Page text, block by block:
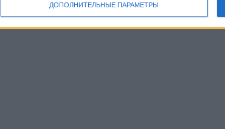
ДОПОЛНИТЕЛЬНЫЕ ПАРАМЕТРЫ